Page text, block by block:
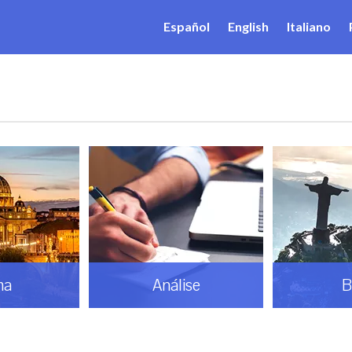
Español English Italiano
Análise